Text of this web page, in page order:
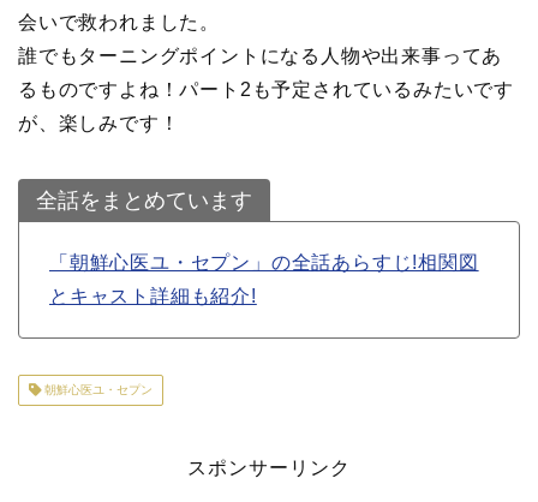
会いで救われました。
誰でもターニングポイントになる人物や出来事ってあ
るものですよね！パート2も予定されているみたいです
が、楽しみです！
全話をまとめています
「朝鮮心医ユ・セプン」の全話あらすじ!相関図
とキャスト詳細も紹介!
朝鮮心医ユ・セプン
スポンサーリンク